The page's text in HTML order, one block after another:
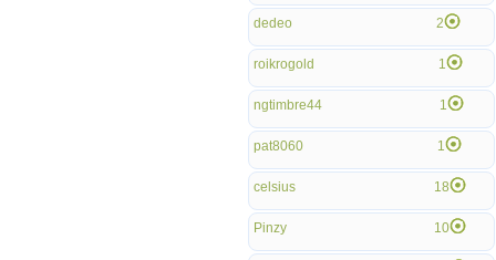
dedeo 2
roikrogold 1
ngtimbre44 1
pat8060 1
celsius 18
Pinzy 10